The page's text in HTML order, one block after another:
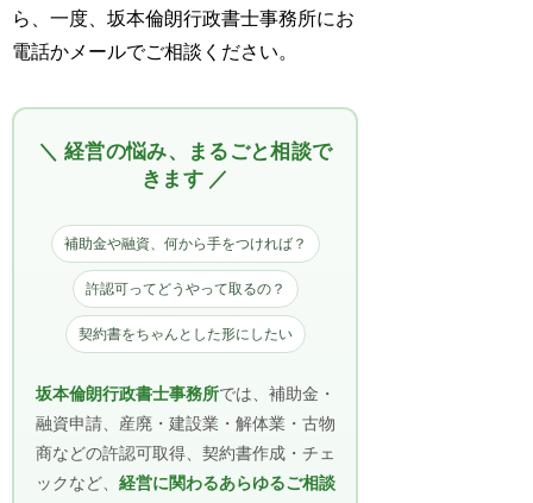
ら、一度、坂本倫朗行政書士事務所にお
電話かメールでご相談ください。
＼ 経営の悩み、まるごと相談で
きます ／
補助金や融資、何から手をつければ？
許認可ってどうやって取るの？
契約書をちゃんとした形にしたい
坂本倫朗行政書士事務所では、補助金・
融資申請、産廃・建設業・解体業・古物
商などの許認可取得、契約書作成・チェ
ックなど、 経営に関わるあらゆるご相談